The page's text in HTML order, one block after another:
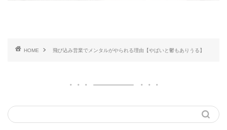
HOME 飛び込み営業でメンタルがやられる理由【やばいと鬱もありうる】